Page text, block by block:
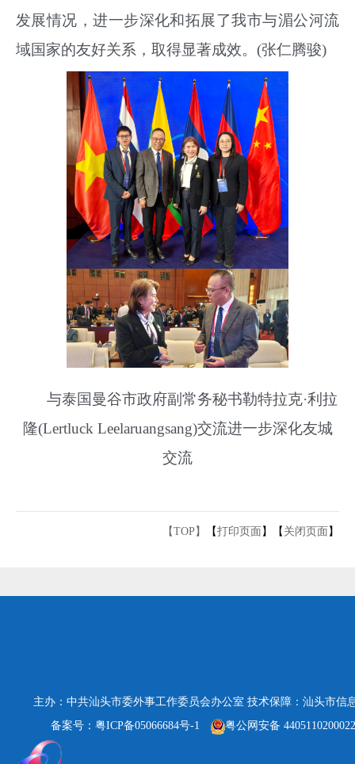
发展情况，进一步深化和拓展了我市与湄公河流
域国家的友好关系，取得显著成效。(张仁腾骏)
与泰国曼谷市政府副常务秘书勒特拉克·利拉
隆(Lertluck Leelaruangsang)交流进一步深化友城
交流
【TOP】 【打印页面 】【 关闭页面 】
主办：中共汕头市委外事工作委员会办公室 技术保障：汕头市信
备案号：粤ICP备05066684号-1
粤公网安备